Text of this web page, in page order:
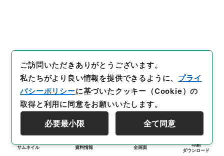
サムネイル 資料情報 全画面
印刷
ダウンロード
ご訪問いただきありがとうございます。
私たちがより良い情報を提供できるように、 プライ
バシーポリシーに基づいたクッキー（Cookie）の
取得と利用に同意をお願いいたします。
必要最小限 全て同意